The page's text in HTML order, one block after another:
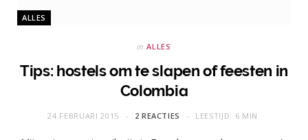
ALLES
in ALLES
Tips: hostels om te slapen of feesten in
Colombia
24 FEBRUARI 2015 2 REACTIES LEESTIJD: 6 MIN.